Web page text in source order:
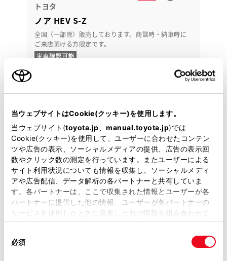
当ウェブサイトはCookie(クッキー)を使用します。
当ウェブサイト(toyota.jp manual.toyota.jp)では
Cookie(クッキー)を使用して、ユーザーに合わせたコンテン
ツや広告の表示、ソーシャルメディアの提供、広告の表示回
数やクリック数の測定を行っています。またユーザーによる
サイト利用状況についても情報を収集し、ソーシャルメディ
アや広告配信、データ解析の各パートナーと共有していま
す。各パートナーは、ここで収集された情報とユーザーが各
パートナーに提供した他の情報、ユーザーが各パートナーの
サービスを使用したときに収集した他の情報を組み合わせて
使用することがあります。当ウェブサイトの使用を続行する
必須
トヨタ
ノア HEV S-Z
全国（一部除）販売しております。商談時・納車時に
ご来店頂ける方限定です。
月々定額プラン
頭金・ボーナス払い0円 月々79,000円
年式 2024年(R6年) 走行 21,000km
修復 なし 車検 2027年 10月
整備 定期点検整備付 保証
ロングラン保証付
ハイブリッド保証付
ウエインズトヨタ神奈川 はだの桜みち店